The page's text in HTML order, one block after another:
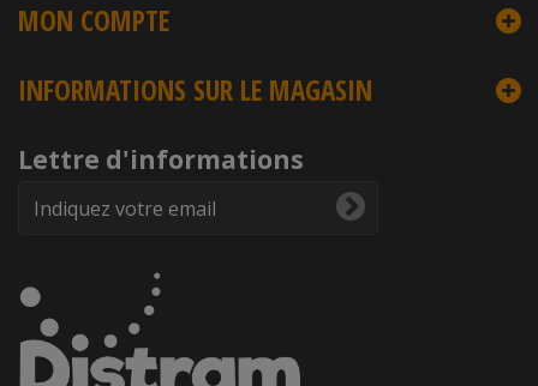
MON COMPTE
INFORMATIONS SUR LE MAGASIN
Lettre d'informations